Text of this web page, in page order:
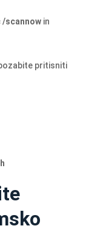
/scannow in
pritisniti